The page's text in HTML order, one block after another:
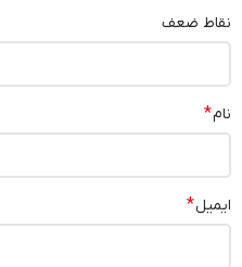
نقاط ضعف
نام*
ایمیل*